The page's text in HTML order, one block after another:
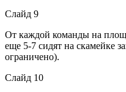
Слайд 9
От каждой команды на
еще 5-7 сидят на скамейке
ограничено).
Слайд 10